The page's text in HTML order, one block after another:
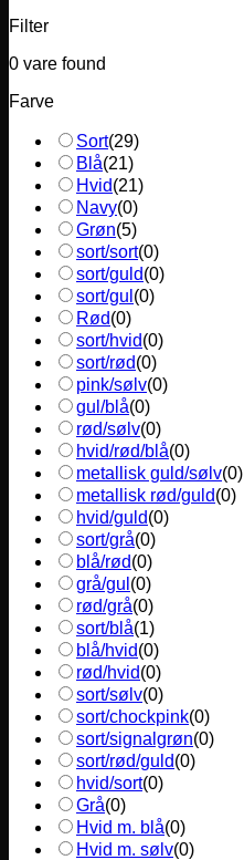
Filter
0 vare found
Farve
Sort(29)
Blå(21)
Hvid(21)
Navy(0)
Grøn(5)
sort/sort(0)
sort/guld(0)
sort/gul (0)
Rød(0)
sort/hvid(0)
sort/rød(0)
pink/sølv(0)
gul/blå(0)
rød/sølv(0)
hvid/rød/blå(0)
metallisk guld/sølv(0)
metallisk rød/guld(0)
hvid/guld(0)
sort/grå(0)
blå/rød(0)
grå/gul (0)
rød/grå(0)
sort/blå(1)
blå/hvid(0)
rød/hvid(0)
sort/sølv(0)
sort/chockpink(0)
sort/signalgrøn(0)
sort/rød/guld(0)
hvid/sort(0)
Grå(0)
Hvid m. blå(0)
Hvid m. sølv(0)